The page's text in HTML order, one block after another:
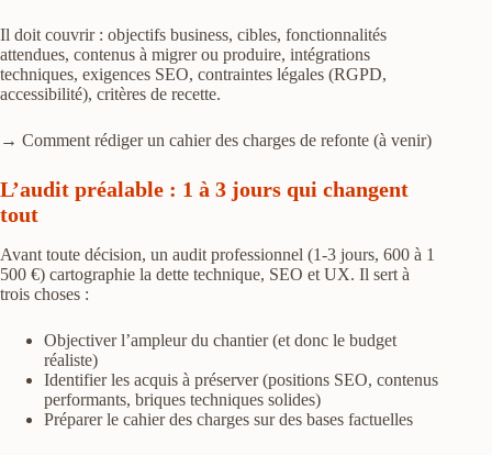
Il doit couvrir : objectifs business, cibles, fonctionnalités
attendues, contenus à migrer ou produire, intégrations
techniques, exigences SEO, contraintes légales (RGPD,
accessibilité), critères de recette.
→ Comment rédiger un cahier des charges de refonte (à venir)
L’audit préalable : 1 à 3 jours qui changent
tout
Avant toute décision, un audit professionnel (1-3 jours, 600 à 1
500 €) cartographie la dette technique, SEO et UX. Il sert à
trois choses :
Objectiver l’ampleur du chantier (et donc le budget
réaliste)
Identifier les acquis à préserver (positions SEO, contenus
performants, briques techniques solides)
Préparer le cahier des charges sur des bases factuelles